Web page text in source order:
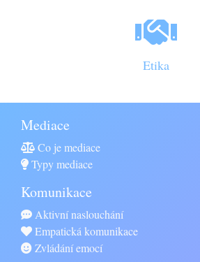
Etika
Mediace
Co je mediace
Typy mediace
Komunikace
Aktivní naslouchání
Empatická komunikace
Zvládání emocí